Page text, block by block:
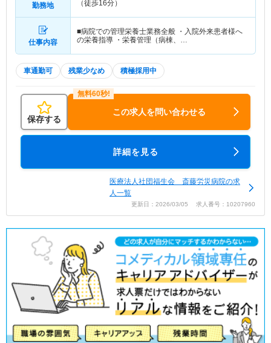
勤務地
（徒歩16分）
仕事内容
■病院での管理栄養士業務全般 ・入院外来患者様へ
の栄養指導 ・栄養管理（病棟、…
車通勤可 残業少なめ 積極採用中
保存する
この求人を問い合わせる
詳細を見る
医療法人社団福生会 斎藤労災病院の求
人一覧
更新日：2026/03/05 求人番号：10207960